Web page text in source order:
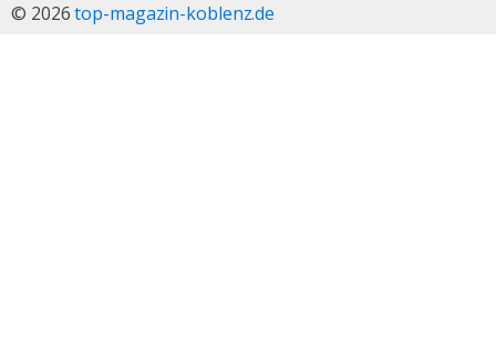
© 2026top-magazin-koblenz.de